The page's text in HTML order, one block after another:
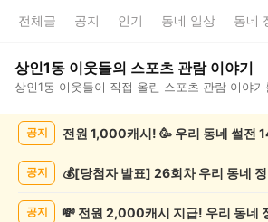
전체글 공지 인기 동네 일상 동네
상인1동 이웃들의 스포츠 관람이야기
상인1동 이웃들이 직접 올린 스포츠 관람 이야
공지 전원 1,000캐시! 🥳 우리 동네 썰전
공지
공지